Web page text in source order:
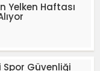
Yelken Haftası
Spor Güvenliği